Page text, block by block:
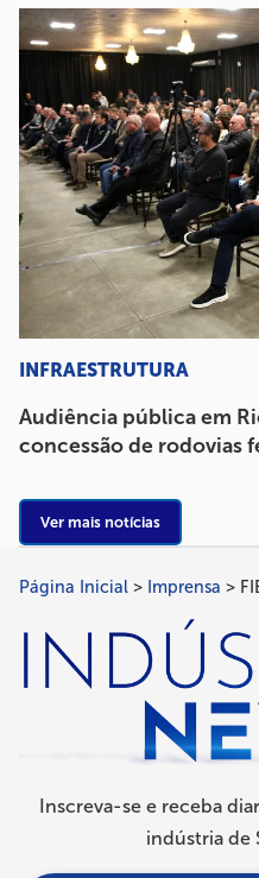
INFRAESTRUTURA
Audiência pública em
concessão de rodovias
Ver mais notícias
Trilha
de
navegação
Página Inicial Imprensa
Inscreva-se e receba
indústria de